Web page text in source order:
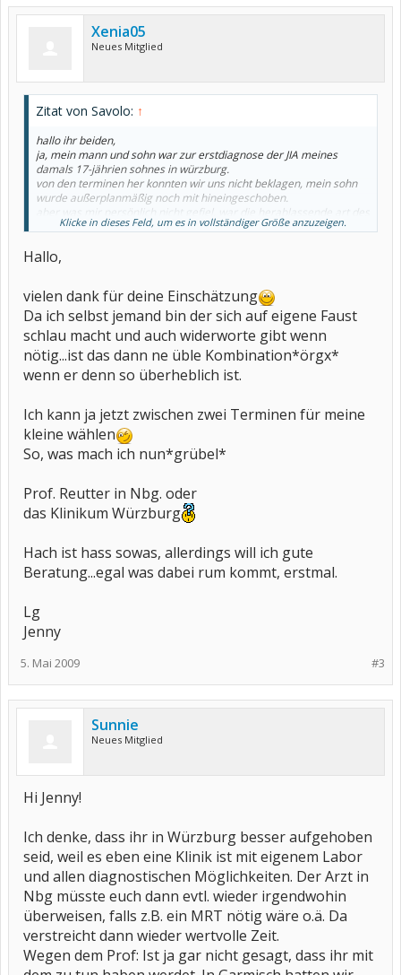
Xenia05
Neues Mitglied
Zitat von Savolo: ↑
hallo ihr beiden,
ja, mein mann und sohn war zur erstdiagnose der JIA meines
damals 17-jährien sohnes in würzburg.
von den terminen her konnten wir uns nicht beklagen, mein sohn
wurde außerplanmäßig noch mit hineingeschoben.
aber was mir persönlich nicht gefiel, war die herablassende art des
professors. ich rief am nächsten tag bei ihm an (was ja eigentlich
meines sohnes als schwerwiegend eingestuft und ließ sich durch
"hämmern" wie sulfasalazin und MTX behandeln könne
(homöopathie kam für ihn nicht in frage).
der arztbericht war seiner meinung nach nur für die augen eines
arztes bestimmt, weil man ihn ja als laie gar nicht verstehen könne
(wegen der vielen fremdworte, die mir aber 1. gar nichts
ausmachen, ich bin bei medizinischen fachausdrücken gut
bewandert und die er 2. kaum benutzt hat in seinem eigenen
zu schicken (wir brauchten auch einen für die bundeswehr), auf
den brief warte ich heute noch. wir bekamen aber sofort eine kopie
vom hausarzt.
mir war der betrieb zu hektisch und mir wurde zuviel
erwachsenenrheumatologie in gießen bis jetzt hat mein sohn auch
noch kein MTX genommen (obwohl es ihm der rheumatologe gern
geben würde.)
wenn man als eltern weniger kritisch ist als ich, kommt man sicher
soweit meine persönlichen erfahrungen.
lg, sabine
Klicke in dieses Feld, um es in vollständiger Größe anzuzeigen.
Hallo,
vielen dank für deine Einschätzung
Da ich selbst jemand bin der sich auf eigene Faust
schlau macht und auch widerworte gibt wenn
nötig...ist das dann ne üble Kombination*örgx*
wenn er denn so überheblich ist.
Ich kann ja jetzt zwischen zwei Terminen für meine
kleine wählen
So, was mach ich nun*grübel*
Prof. Reutter in Nbg. oder
das Klinikum Würzburg
Hach ist hass sowas, allerdings will ich gute
Beratung...egal was dabei rum kommt, erstmal.
Lg
Jenny
#3
5. Mai 2009
Sunnie
Neues Mitglied
Hi Jenny!
Ich denke, dass ihr in Würzburg besser aufgehoben
seid, weil es eben eine Klinik ist mit eigenem Labor
und allen diagnostischen Möglichkeiten. Der Arzt in
Nbg müsste euch dann evtl. wieder irgendwohin
überweisen, falls z.B. ein MRT nötig wäre o.ä. Da
verstreicht dann wieder wertvolle Zeit.
Wegen dem Prof: Ist ja gar nicht gesagt, dass ihr mit